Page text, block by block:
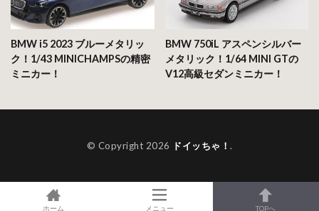
BMW i5 2023 ブルーメタリッ
ク！1/43 MINICHAMPSの精密
ミニカー！
BMW 750iL アスペンシルバー
メタリック！1/64 MINI GTの
V12高級セダンミニカー！
© Copyright 2026 ドイッちゃ！ .
ホーム メニュー TOPへ